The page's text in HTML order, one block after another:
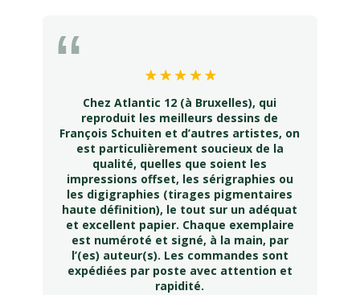
Chez Atlantic 12 (à Bruxelles), qui
reproduit les meilleurs dessins de
François Schuiten et d’autres artistes, on
est particulièrement soucieux de la
qualité, quelles que soient les
impressions offset, les sérigraphies ou
les digigraphies (tirages pigmentaires
haute définition), le tout sur un adéquat
et excellent papier. Chaque exemplaire
est numéroté et signé, à la main, par
l’(es) auteur(s). Les commandes sont
expédiées par poste avec attention et
rapidité.